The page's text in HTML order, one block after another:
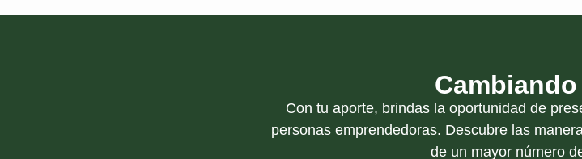
Con tu aporte, brindas la oportunidad de
personas emprendedoras. Descubre las
de un mayor número